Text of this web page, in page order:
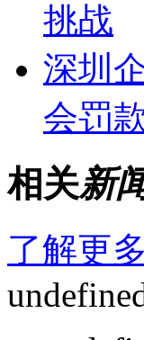
挑战
深圳
会罚
相关新
了解更